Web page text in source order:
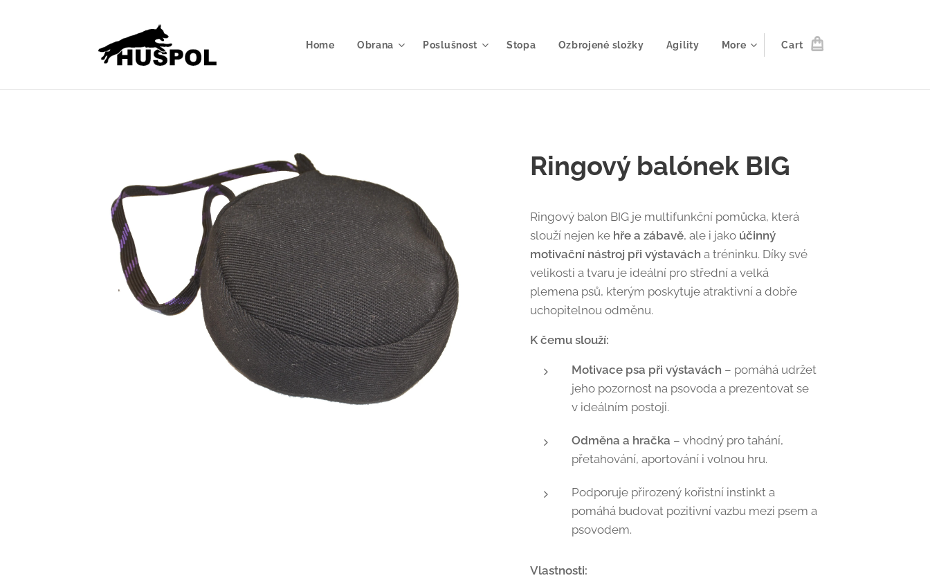
Home Obrana Poslušnost Stopa Ozbrojené složky Agility More Cart
Ringový balónek BIG
Ringový balon BIG je multifunkční pomůcka, která
slouží nejen ke hře a zábavě, ale i jako účinný
motivační nástroj při výstavách a tréninku. Díky své
velikosti a tvaru je ideální pro střední a velká
plemena psů, kterým poskytuje atraktivní a dobře
uchopitelnou odměnu.
K čemu slouží:
Motivace psa při výstavách – pomáhá udržet
jeho pozornost na psovoda a prezentovat se
v ideálním postoji.
Odměna a hračka – vhodný pro tahání,
přetahování, aportování i volnou hru.
Podporuje přirozený kořistní instinkt a
pomáhá budovat pozitivní vazbu mezi psem a
psovodem.
Vlastnosti: